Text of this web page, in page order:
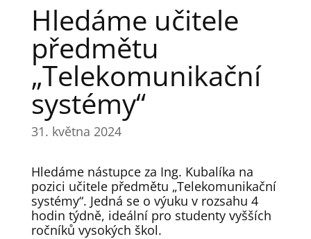
Hledáme učitele
předmětu
„Telekomunikační
systémy“
31. května 2024
Hledáme nástupce za Ing. Kubalíka na
pozici učitele předmětu „Telekomunikační
systémy“. Jedná se o výuku v rozsahu 4
hodin týdně, ideální pro studenty vyšších
ročníků vysokých škol.